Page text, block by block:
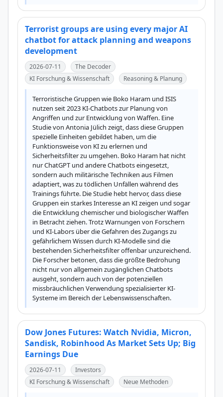
Terrorist groups are using every major AI
chatbot for attack planning and weapons
development
2026-07-11
The Decoder
KI Forschung & Wissenschaft
Reasoning & Planung
Terroristische Gruppen wie Boko Haram und ISIS
nutzen seit 2023 KI-Chatbots zur Planung von
Angriffen und zur Entwicklung von Waffen. Eine
Studie von Antonia Jülich zeigt, dass diese Gruppen
spezielle Einheiten gebildet haben, um die
Funktionsweise von KI zu erlernen und
Sicherheitsfilter zu umgehen. Boko Haram hat nicht
nur ChatGPT und andere Chatbots eingesetzt,
sondern auch militärische Techniken aus Filmen
adaptiert, was zu tödlichen Unfällen während des
Trainings führte. Die Studie hebt hervor, dass diese
Gruppen ein starkes Interesse an KI zeigen und sogar
die Entwicklung chemischer und biologischer Waffen
in Betracht ziehen. Trotz Warnungen von Forschern
und KI-Labors über die Gefahren des Zugangs zu
gefährlichem Wissen durch KI-Modelle sind die
bestehenden Sicherheitsfilter offenbar unzureichend.
Die Forscher betonen, dass die größte Bedrohung
nicht nur von allgemein zugänglichen Chatbots
ausgeht, sondern auch von der potenziellen
missbräuchlichen Verwendung spezialisierter KI-
Systeme im Bereich der Lebenswissenschaften.
Dow Jones Futures: Watch Nvidia, Micron,
Sandisk, Robinhood As Market Sets Up; Big
Earnings Due
2026-07-11
Investors
KI Forschung & Wissenschaft
Neue Methoden